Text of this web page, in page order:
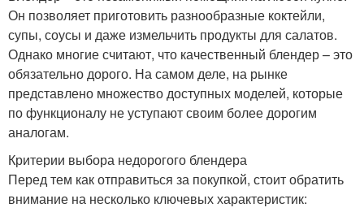
Он позволяет приготовить разнообразные коктейли,
супы, соусы и даже измельчить продукты для салатов.
Однако многие считают, что качественный блендер – это
обязательно дорого. На самом деле, на рынке
представлено множество доступных моделей, которые
по функционалу не уступают своим более дорогим
аналогам.
Критерии выбора недорогого блендера
Перед тем как отправиться за покупкой, стоит обратить
внимание на несколько ключевых характеристик: